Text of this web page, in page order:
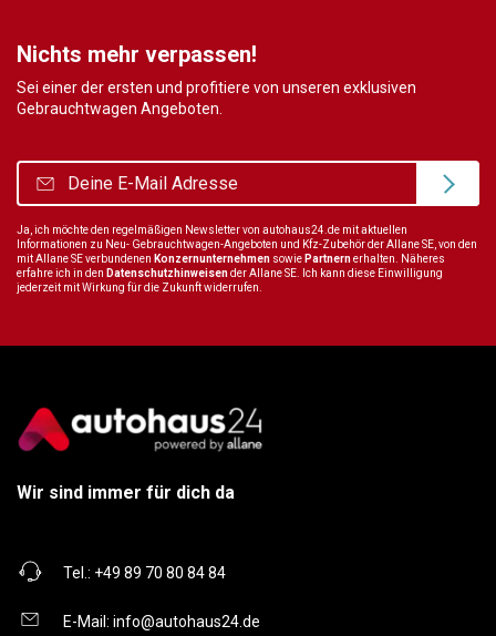
Nichts mehr verpassen!
Sei einer der ersten und profitiere von unseren exklusiven
Gebrauchtwagen Angeboten.
Ja, ich möchte den regelmäßigen Newsletter von autohaus24.de mit aktuellen
Informationen zu Neu- Gebrauchtwagen-Angeboten und Kfz-Zubehör der Allane SE, von den
mit Allane SE verbundenen Konzernunternehmen sowie Partnernerhalten. Näheres
erfahre ich in den Datenschutzhinweisender Allane SE. Ich kann diese Einwilligung
jederzeit mit Wirkung für die Zukunft widerrufen.
Wir sind immer für dich da
Tel.: +49 89 70 80 84 84
E-Mail: info@autohaus24.de